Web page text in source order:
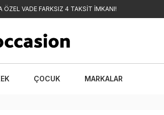
ÖZEL VADE FARKSIZ 4 TAKSİT İMKANI!
ÇOCUK MARKALAR